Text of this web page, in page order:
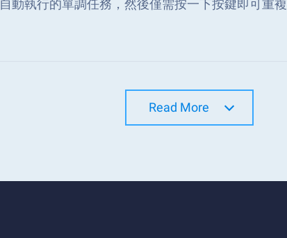
自動執行的單調任務，然後僅需按一下按鍵即可重複
Read More